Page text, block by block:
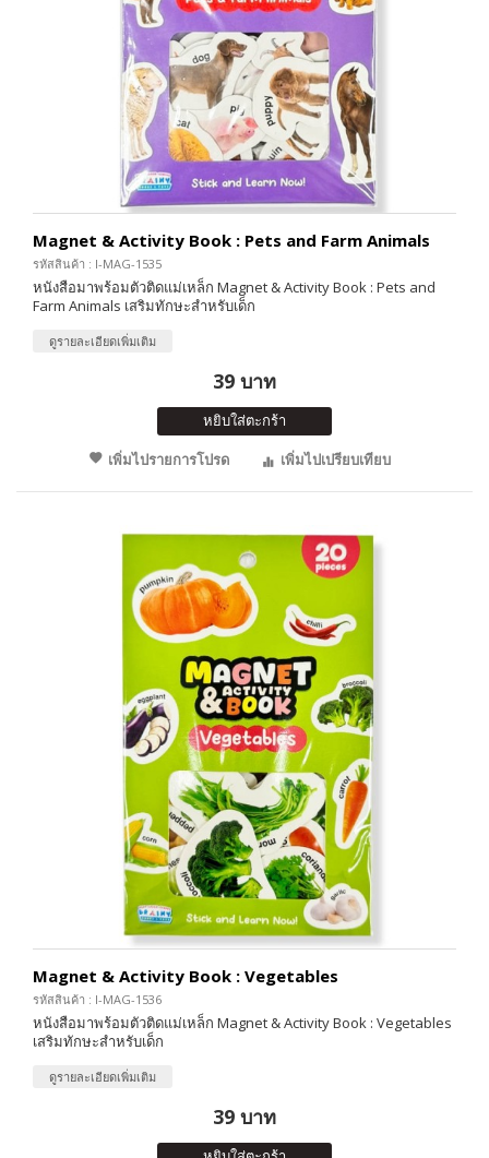
Magnet & Activity Book : Pets and Farm Animals
รหัสสินค้า : I-MAG-1535
หนังสือมาพร้อมตัวติดแม่เหล็ก Magnet & Activity Book : Pets and
Farm Animals เสริมทักษะสำหรับเด็ก
ดูรายละเอียดเพิ่มเติม
39 บาท
หยิบใส่ตะกร้า
เพิ่มไปรายการโปรด
เพิ่มไปเปรียบเทียบ
Magnet & Activity Book : Vegetables
รหัสสินค้า : I-MAG-1536
หนังสือมาพร้อมตัวติดแม่เหล็ก Magnet & Activity Book : Vegetables
เสริมทักษะสำหรับเด็ก
ดูรายละเอียดเพิ่มเติม
39 บาท